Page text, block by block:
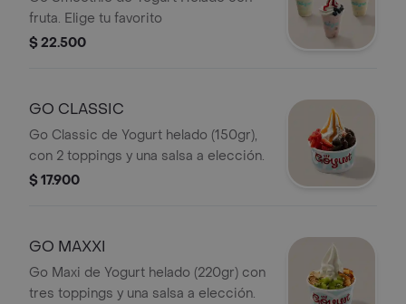
fruta. Elige tu favorito
$ 22.500
GO CLASSIC
Go Classic de Yogurt helado (150gr),
con 2 toppings y una salsa a elección.
$ 17.900
GO MAXXI
Go Maxi de Yogurt helado (220gr) con
tres toppings y una salsa a elección.